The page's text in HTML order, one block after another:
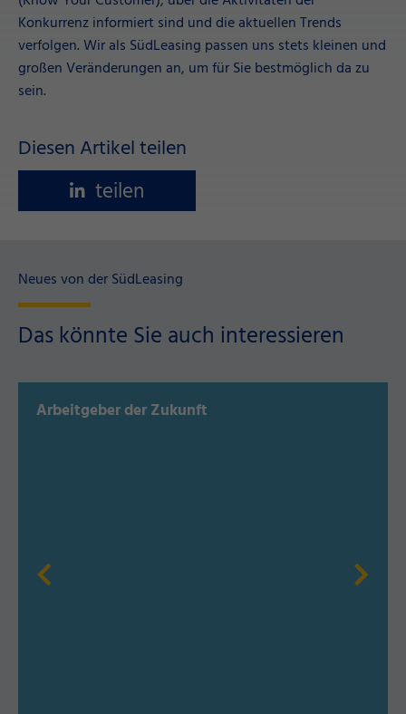
Konkurrenz informiert sind und die aktuellen Trends
verfolgen. Wir als SüdLeasing passen uns stets kleinen und
großen Veränderungen an, um für Sie bestmöglich da zu
sein.
Diesen Artikel teilen
teilen
Neues von der SüdLeasing
Das könnte Sie auch interessieren
Arbeitgeber der Zukunft